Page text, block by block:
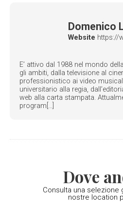
Domenico
Website https://
E’ attivo dal 1988 nel mondo
gli ambiti, dalla televisione al
professionistico ai video
universitario alla regia,
web alla carta stampata.
program[...]
Dove
Consulta una selezione
nostre location